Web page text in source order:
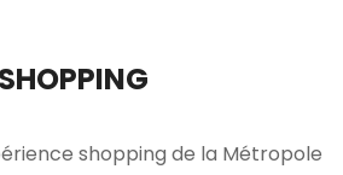
SHOPPING
shopping de la Métropole